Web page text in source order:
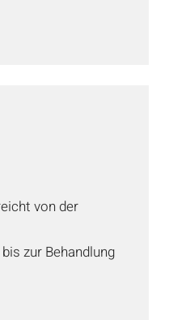
von der
zur Behandlung